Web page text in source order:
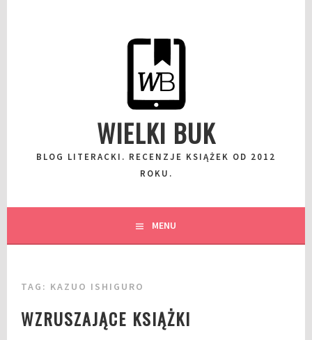
WIELKI BUK
BLOG LITERACKI. RECENZJE KSIĄŻEK OD 2012
ROKU.
MENU
TAG: KAZUO ISHIGURO
WZRUSZAJĄCE KSIĄŻKI